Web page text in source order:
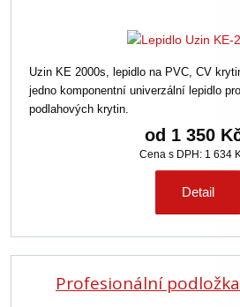
Uzin KE 2000s, lepidlo na PVC, CV
jedno komponentní univerzální lepidlo
podlahových krytin.
od 1 350
Cena s DPH: 1 634
Detail
Profesionální